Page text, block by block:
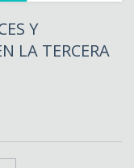
Y
LA TERCERA